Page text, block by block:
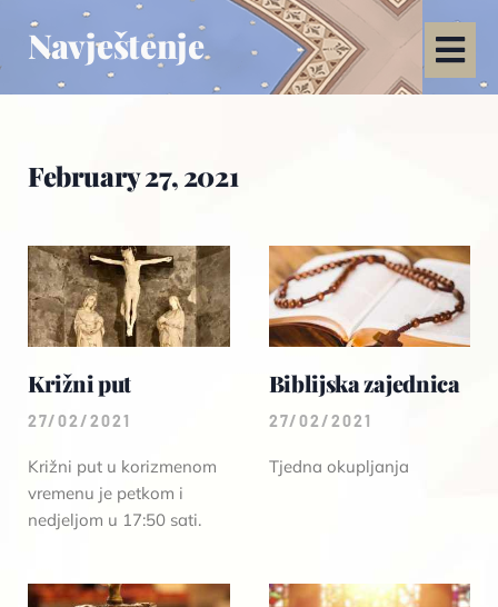
Navještenje
February 27, 2021
Križni put
27/02/2021
Križni put u korizmenom
vremenu je petkom i
nedjeljom u 17:50 sati.
Biblijska zajednica
27/02/2021
Tjedna okupljanja